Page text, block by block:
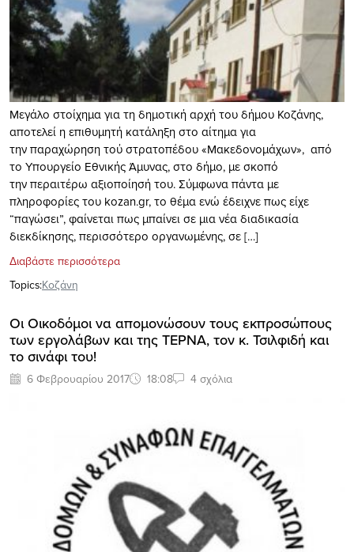
Μεγάλο στοίχημα για τη δημοτική αρχή του δήμου Κοζάνης,
αποτελεί η επιθυμητή κατάληξη στο αίτημα για
την παραχώρηση τού στρατοπέδου «Μακεδονομάχων», από
το Υπουργείο Εθνικής Άμυνας, στο δήμο, με σκοπό
την περαιτέρω αξιοποίησή του. Σύμφωνα πάντα με
πληροφορίες του kozan.gr, το θέμα ενώ έδειχνε πως είχε
“παγώσει”, φαίνεται πως μπαίνει σε μια νέα διαδικασία
διεκδίκησης, περισσότερο οργανωμένης, σε […]
Διαβάστε περισσότερα
Topics:Κοζάνη
Οι Οικοδόμοι να απομονώσουν τους εκπροσώπους
των εργολάβων και της ΤΕΡΝΑ, τον κ. Τσιλφιδή και
το σινάφι του!
6 Φεβρουαρίου 2017 18:08 4 σχόλια